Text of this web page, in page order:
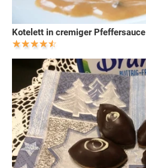
Kotelett in cremiger Pfeffersauce